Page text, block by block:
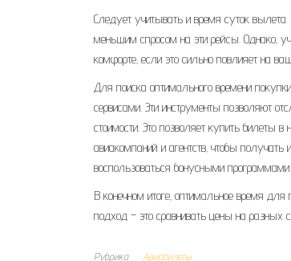
Следует учитывать и время суток
меньшим спросом на эти рейсы. Однако‚
комфорте‚ если это сильно повлияет на
Для поиска оптимального времени
сервисами. Эти инструменты позволяют
стоимости. Это позволяет купить билеты
авиакомпаний и агентств‚ чтобы
воспользоваться бонусными
В конечном итоге‚ оптимальное время
подход – это сравнивать цены на разных
Рубрика Авиабилеты